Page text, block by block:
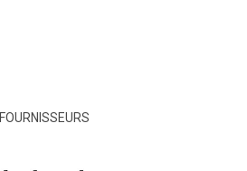
FOURNISSEURS